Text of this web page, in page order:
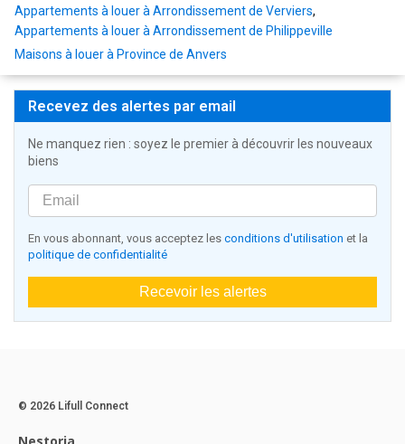
Appartements à louer à Arrondissement de Verviers,
Appartements à louer à Arrondissement de Philippeville
Maisons à louer à Province de Anvers
Recevez des alertes par email
Ne manquez rien : soyez le premier à découvrir les nouveaux
biens
En vous abonnant, vous acceptez les conditions d'utilisation et la
politique de confidentialité
Recevoir les alertes
© 2026 Lifull Connect